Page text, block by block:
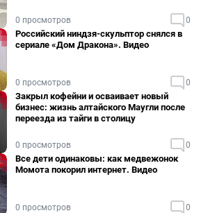
0 просмотров 0
Российский ниндзя-скульптор снялся в
сериале «Дом Дракона». Видео
0 просмотров 0
Закрыл кофейни и осваивает новый
бизнес: жизнь алтайского Маугли после
переезда из тайги в столицу
0 просмотров 0
Все дети одинаковы: как медвежонок
Момота покорил интернет. Видео
0 просмотров 0